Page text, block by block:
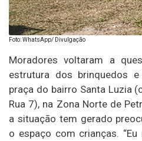
Foto: WhatsApp/ Divulgação
Moradores voltaram a
estrutura dos brinquedos
praça do bairro Santa Luzia
Rua 7), na Zona Norte de
a situação tem gerado
o espaço com crianças.